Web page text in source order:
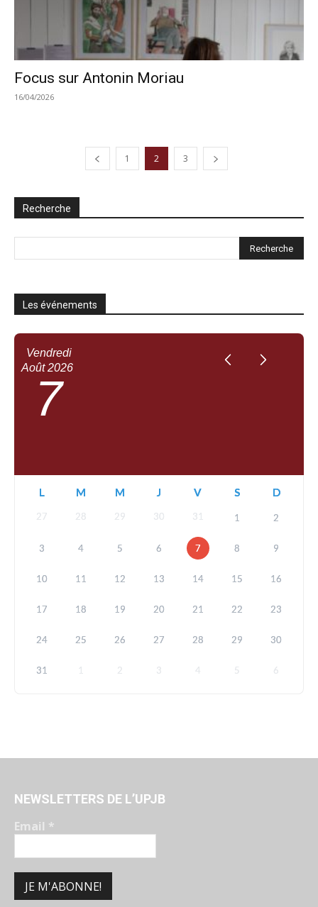
Focus sur Antonin Moriau
16/04/2026
1 2 3
Recherche
Les événements
Vendredi
Août 2026
7
L M M J V S D
27 28 29 30 31 1 2
3 4 5 6 7 8 9
10 11 12 13 14 15 16
17 18 19 20 21 22 23
24 25 26 27 28 29 30
31 1 2 3 4 5 6
NEWSLETTERS DE L’UPJB
Email *